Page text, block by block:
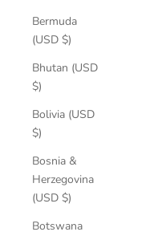
Bermuda
(USD $)
Bhutan (USD
$)
Bolivia (USD
$)
Bosnia &
Herzegovina
(USD $)
Botswana